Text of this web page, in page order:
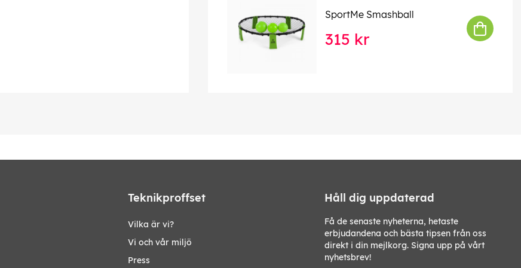
SportMe Smashball
315 kr
Teknikproffset
Vilka är vi?
Vi och vår miljö
Press
Håll dig uppdaterad
Få de senaste nyheterna, hetaste
erbjudandena och bästa tipsen från oss
direkt i din mejlkorg. Signa upp på vårt
nyhetsbrev!